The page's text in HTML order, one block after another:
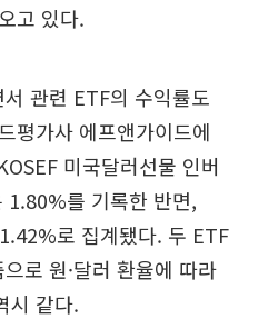
고 있다.
관련 ETF의 수익률도
평가사 에프앤가이드에
미국달러선물 인버
1.80%를 기록한 반면,
로 집계됐다. 두 ETF
로 원·달러 환율에 따라
시 같다.